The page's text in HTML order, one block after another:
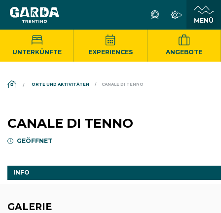
UNTERKÜNFTE EXPERIENCES ANGEBOTE
ORTE UND AKTIVITÄTEN CANALE DI TENNO
CANALE DI TENNO
GEÖFFNET
INFO
GALERIE